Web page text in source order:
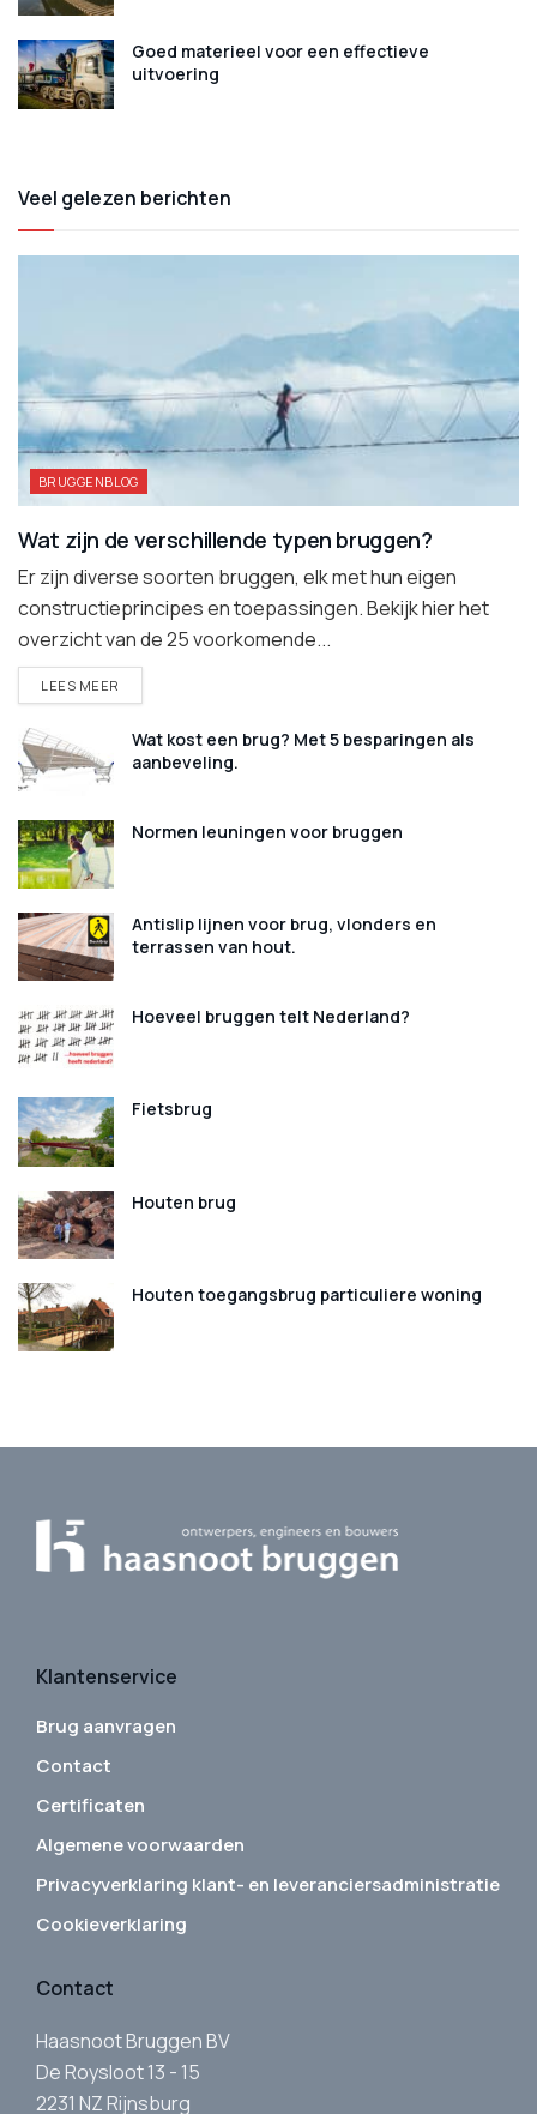
Goed materieel voor een effectieve
uitvoering
Veel gelezen berichten
BRUGGENBLOG
Wat zijn de verschillende typen bruggen?
Er zijn diverse soorten bruggen, elk met hun eigen
constructieprincipes en toepassingen. Bekijk hier het
overzicht van de 25 voorkomende...
LEES MEER
Wat kost een brug? Met 5 besparingen als
aanbeveling.
Normen leuningen voor bruggen
Antislip lijnen voor brug, vlonders en
terrassen van hout.
Hoeveel bruggen telt Nederland?
Fietsbrug
Houten brug
Houten toegangsbrug particuliere woning
Klantenservice
Brug aanvragen
Contact
Certificaten
Algemene voorwaarden
Privacyverklaring klant- en leveranciersadministratie
Cookieverklaring
Contact
Haasnoot Bruggen BV
De Roysloot 13 - 15
2231 NZ Rijnsburg